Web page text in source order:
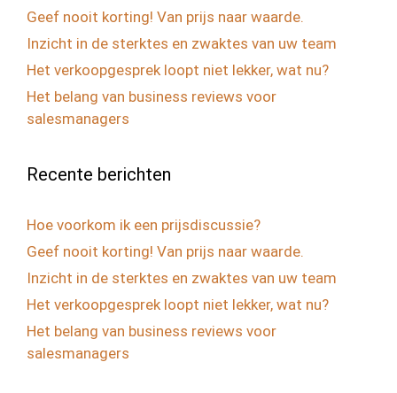
Geef nooit korting! Van prijs naar waarde.
Inzicht in de sterktes en zwaktes van uw team
Het verkoopgesprek loopt niet lekker, wat nu?
Het belang van business reviews voor
salesmanagers
Recente berichten
Hoe voorkom ik een prijsdiscussie?
Geef nooit korting! Van prijs naar waarde.
Inzicht in de sterktes en zwaktes van uw team
Het verkoopgesprek loopt niet lekker, wat nu?
Het belang van business reviews voor
salesmanagers